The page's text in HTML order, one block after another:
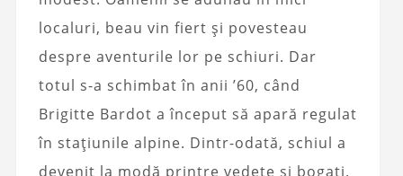
localuri, beau vin fiert și povesteau
despre aventurile lor pe schiuri. Dar
totul s-a schimbat în anii ’60, când
Brigitte Bardot a început să apară regulat
în stațiunile alpine. Dintr-odată, schiul a
devenit la modă printre vedete și bogați.